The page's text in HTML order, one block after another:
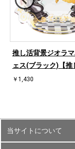
推し活背景ジオラ
ェス(ブラック)【推
￥1,430
当サイトについて